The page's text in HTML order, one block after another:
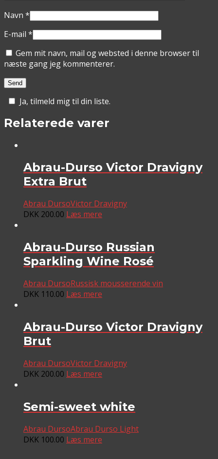
Navn *
E-mail *
Gem mit navn, mail og websted i denne browser til
næste gang jeg kommenterer.
Ja, tilmeld mig til din liste.
Relaterede varer
Abrau-Durso Victor Dravigny
Extra Brut
Abrau DursoVictor Dravigny
DKK 200.00 Læs mere
Abrau-Durso Russian
Sparkling Wine Rosé
Abrau DursoRussisk mousserende vin
DKK 110.00 Læs mere
Abrau-Durso Victor Dravigny
Brut
Abrau DursoVictor Dravigny
DKK 200.00 Læs mere
Semi-sweet white
Abrau DursoAbrau Durso Light
DKK 100.00 Læs mere